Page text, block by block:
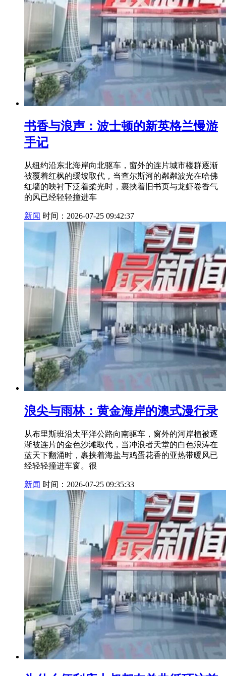
书香与浪声：波士顿的新英格兰慢游
手记
从纽约沿东北海岸向北驱车，窗外的连片城市楼群逐渐
被覆着红枫的缓坡取代，当查尔斯河的粼粼波光在哈佛
红墙的映衬下泛着柔光时，裹挟着旧书页与龙虾卷香气
的风已经轻轻撞进车
新闻 时间：2026-07-25 09:42:37
浪尖与雨林：黄金海岸的澳式漫行录
从布里斯班沿太平洋公路向南驱车，窗外的河岸植被逐
渐被连片的金色沙滩取代，当冲浪者天堂的白色浪涛在
蓝天下翻涌时，裹挟着海盐与鸡蛋花香的亚热带暖风已
经轻轻撞进车窗。很
新闻 时间：2026-07-25 09:35:33